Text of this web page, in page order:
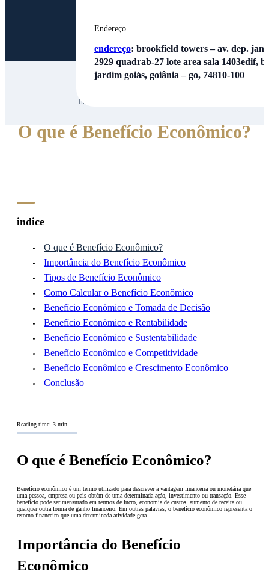
Endereço
endereço: brookfield towers – av. dep.
2929 quadrab-27 lote area sala 1403edif,
jardim goiás, goiânia – go, 74810-100
Inicio
O que é Benefício Econômico?
indice
O que é Benefício Econômico?
Importância do Benefício Econômico
Tipos de Benefício Econômico
Como Calcular o Benefício Econômico
Benefício Econômico e Tomada de Decisão
Benefício Econômico e Rentabilidade
Benefício Econômico e Sustentabilidade
Benefício Econômico e Competitividade
Benefício Econômico e Crescimento Econômico
Conclusão
Reading time: 3 min
O que é Benefício Econômico?
Benefício econômico é um termo utilizado para descrever a vantagem financeira ou monetária que
uma pessoa, empresa ou país obtém de uma determinada ação, investimento ou transação. Esse
benefício pode ser mensurado em termos de lucro, economia de custos, aumento de receita ou
qualquer outra forma de ganho financeiro. Em outras palavras, o benefício econômico representa o
retorno financeiro que uma determinada atividade gera.
Importância do Benefício
Econômico